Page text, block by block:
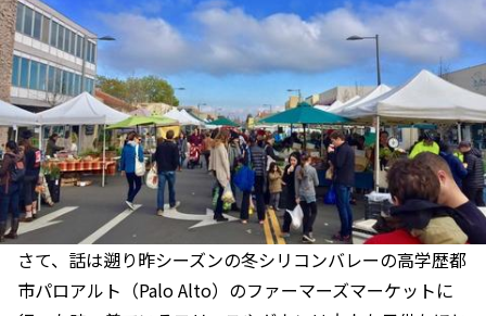
さて、話は遡り昨シーズンの冬シリコンバレーの高学歴都
市パロアルト（Palo Alto）のファーマーズマーケットに